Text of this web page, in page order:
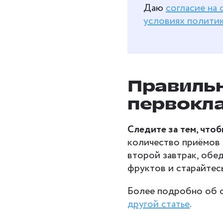
Даю согласие
условиях
Следите за тем,
количество
второй завтрак,
фруктов и
Более подробно об
другой статье.